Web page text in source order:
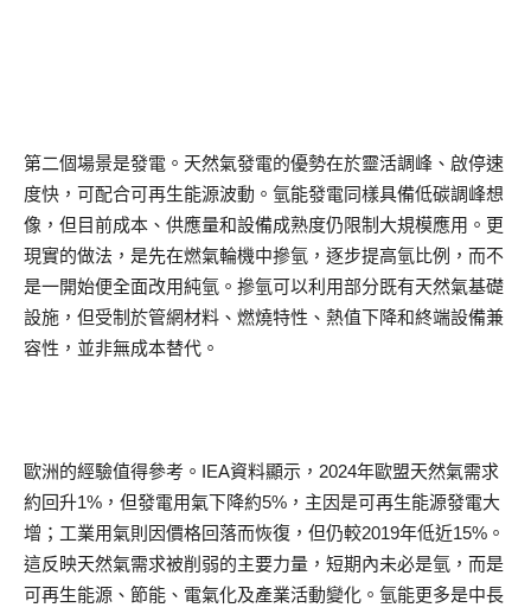
第二個場景是發電。天然氣發電的優勢在於靈活調峰、啟停速
度快，可配合可再生能源波動。氫能發電同樣具備低碳調峰想
像，但目前成本、供應量和設備成熟度仍限制大規模應用。更
現實的做法，是先在燃氣輪機中摻氫，逐步提高氫比例，而不
是一開始便全面改用純氫。摻氫可以利用部分既有天然氣基礎
設施，但受制於管網材料、燃燒特性、熱值下降和終端設備兼
容性，並非無成本替代。
歐洲的經驗值得參考。IEA資料顯示，2024年歐盟天然氣需求
約回升1%，但發電用氣下降約5%，主因是可再生能源發電大
增；工業用氣則因價格回落而恢復，但仍較2019年低近15%。
這反映天然氣需求被削弱的主要力量，短期內未必是氫，而是
可再生能源、節能、電氣化及產業活動變化。氫能更多是中長